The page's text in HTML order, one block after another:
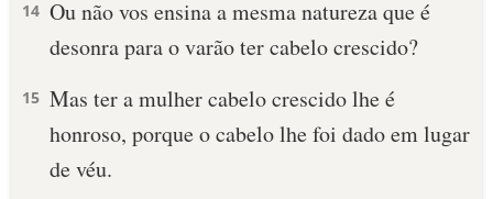
14 Ou não vos ensina a mesma natureza que é
desonra para o varão ter cabelo crescido?
15 Mas ter a mulher cabelo crescido lhe é
honroso, porque o cabelo lhe foi dado em lugar
de véu.